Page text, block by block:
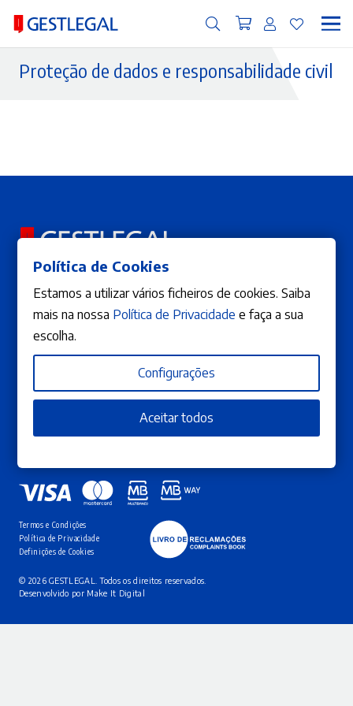
Proteção de dados e responsabilidade civil
A Editora
Publicar Obra
ÁREA DE CLIENTE
Subscreva a nossa newsletter
Termos e Condições
Política de Privacidade
Definições de Cookies
© 2026 GESTLEGAL. Todos os direitos reservados.
Desenvolvido por Make It Digital
Política de Cookies
Estamos a utilizar vários ficheiros de cookies. Saiba
mais na nossa Política de Privacidade e faça a sua
escolha.
Configurações
Aceitar todos